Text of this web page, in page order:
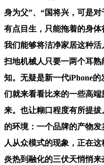
身为父”、“国将兴，可是
有点目生，只能拖着的身
我们能够将洁净家居这种
扫地机械人只要一两个耳
知。无疑是新一代iPhone
们就来看看比来的一些高
来。也让糊口程度有所提
的环境：一个品牌的产物
人从众模式的现象，正在
炎热到融化的三伏天悄悄